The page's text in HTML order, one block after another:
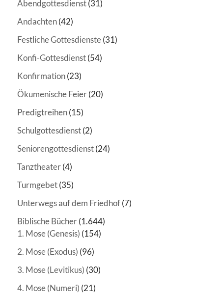
Abendgottesdienst(31)
Andachten(42)
Festliche Gottesdienste(31)
Konfi-Gottesdienst(54)
Konfirmation(23)
Ökumenische Feier(20)
Predigtreihen(15)
Schulgottesdienst(2)
Seniorengottesdienst(24)
Tanztheater(4)
Turmgebet(35)
Unterwegs auf dem Friedhof(7)
Biblische Bücher(1.644)
1. Mose (Genesis) (154)
2. Mose (Exodus) (96)
3. Mose (Levitikus) (30)
4. Mose (Numeri) (21)